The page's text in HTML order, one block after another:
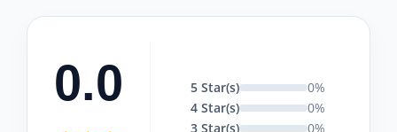
0.0 5 Star(s)
0%
4 Star(s)
0%
3 Star(s)
0%